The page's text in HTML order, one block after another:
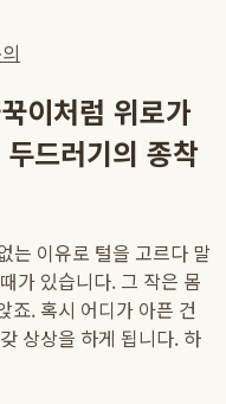
이처럼 위로가
드러기의 종착
는 이유로 털을 고르다 말
가 있습니다. 그 작은 몸
죠. 혹시 어디가 아픈 건
상상을 하게 됩니다. 하